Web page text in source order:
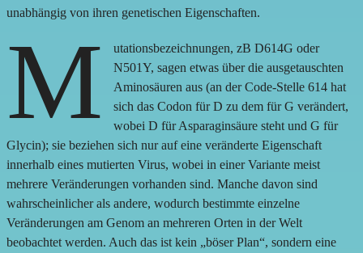
unabhängig von ihren genetischen Eigenschaften.
M
utationsbezeichnungen, zB D614G oder
N501Y, sagen etwas über die ausgetauschten
Aminosäuren aus (an der Code-Stelle 614 hat
sich das Codon für D zu dem für G verändert,
wobei D für Asparaginsäure steht und G für
Glycin); sie beziehen sich nur auf eine veränderte Eigenschaft
innerhalb eines mutierten Virus, wobei in einer Variante meist
mehrere Veränderungen vorhanden sind. Manche davon sind
wahrscheinlicher als andere, wodurch bestimmte einzelne
Veränderungen am Genom an mehreren Orten in der Welt
beobachtet werden. Auch das ist kein „böser Plan“, sondern eine